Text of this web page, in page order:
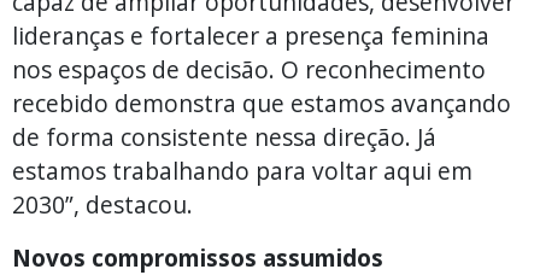
lideranças e fortalecer a presença feminina
nos espaços de decisão. O reconhecimento
recebido demonstra que estamos avançando
de forma consistente nessa direção. Já
estamos trabalhando para voltar aqui em
2030”, destacou.
Novos compromissos assumidos